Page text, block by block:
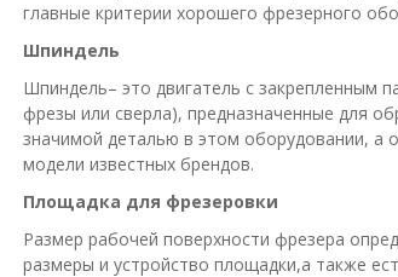
главные критерии хорошего фрезерного
Шпиндель
Шпиндель– это двигатель с закрепленным
фрезы или сверла), предназначенные для
значимой деталью в этом оборудовании, а
модели известных брендов.
Площадка для фрезеровки
Размер рабочей поверхности фрезера
размеры и устройство площадки,а также